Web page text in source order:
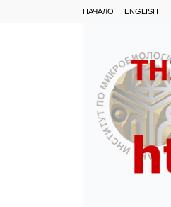
НАЧАЛО ENGLISH